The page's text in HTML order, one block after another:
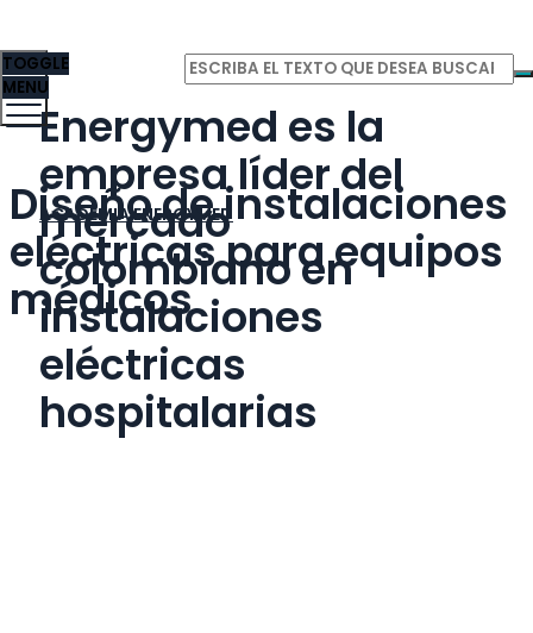
Energymed es la
empresa líder del
mercado
colombiano en
instalaciones
eléctricas
hospitalarias
ACADEMIA ENERGYMED
TOGGLE
MENU
Diseño de instalaciones
eléctricas para equipos
médicos